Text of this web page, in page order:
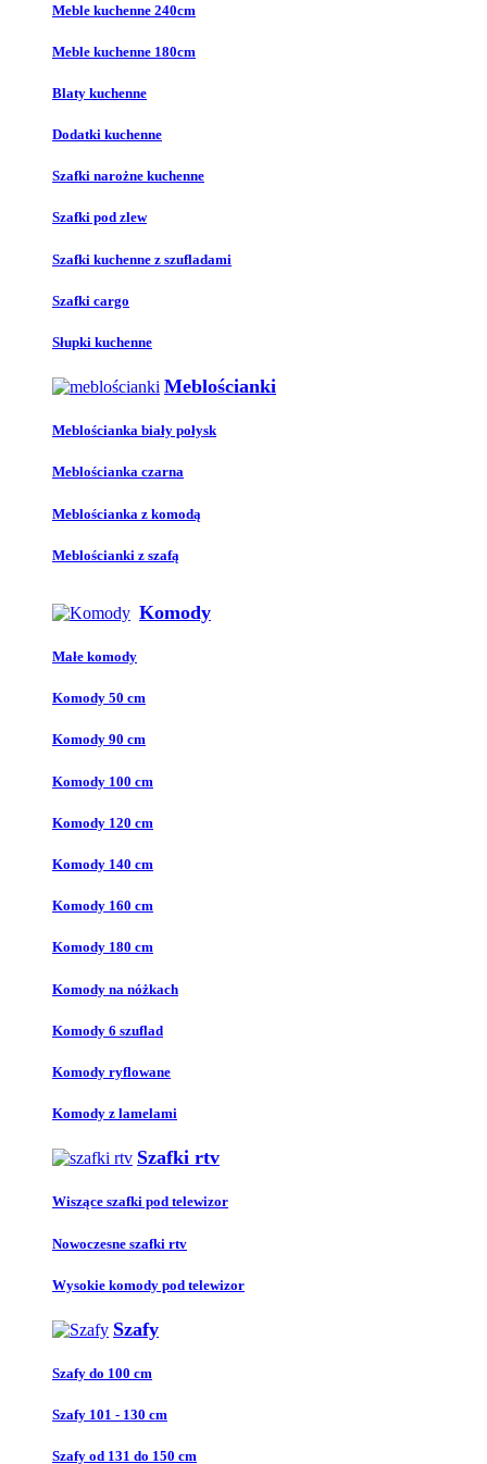
Meble kuchenne 240cm
Meble kuchenne 180cm
Blaty kuchenne
Dodatki kuchenne
Szafki narożne kuchenne
Szafki pod zlew
Szafki kuchenne z szufladami
Szafki cargo
Słupki kuchenne
Meblościanki
Meblościanka biały połysk
Meblościanka czarna
Meblościanka z komodą
Meblościanki z szafą
Komody
Małe komody
Komody 50 cm
Komody 90 cm
Komody 100 cm
Komody 120 cm
Komody 140 cm
Komody 160 cm
Komody 180 cm
Komody na nóżkach
Komody 6 szuflad
Komody ryflowane
Komody z lamelami
Szafki rtv
Wiszące szafki pod telewizor
Nowoczesne szafki rtv
Wysokie komody pod telewizor
Szafy
Szafy do 100 cm
Szafy 101 - 130 cm
Szafy od 131 do 150 cm